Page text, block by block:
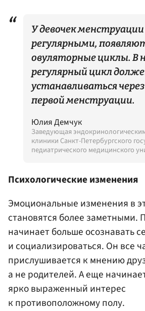
У девочек
регулярными,
овуляторные циклы. В
регулярный цикл
устанавливаться через
первой менструации.
Юлия Демчук
Заведующая
клиники Санкт-Петербургского
педиатрического медицинского
Психологические изменения
Эмоциональные изменения в
становятся более заметными.
начинает больше осознавать
и социализироваться. Он все
прислушивается к мнению
а не родителей. А еще
ярко выраженный интерес
к противоположному полу.